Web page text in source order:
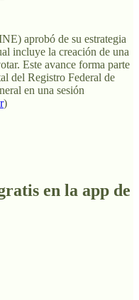
aprobó de su estrategia
incluye la creación de una
Este avance forma parte
del Registro Federal de
en una sesión
)
en la app de